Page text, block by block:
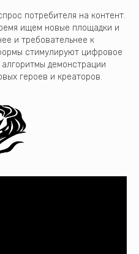
потребителя на контент.
ищем новые площадки и
и требовательнее к
стимулируют цифровое
демонстрации
героев и креаторов.